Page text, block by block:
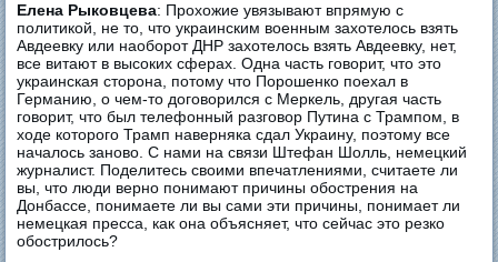
Елена Рыковцева: Прохожие увязывают впрямую с
политикой, не то, что украинским военным захотелось взять
Авдеевку или наоборот ДНР захотелось взять Авдеевку, нет,
все витают в высоких сферах. Одна часть говорит, что это
украинская сторона, потому что Порошенко поехал в
Германию, о чем-то договорился с Меркель, другая часть
говорит, что был телефонный разговор Путина с Трампом, в
ходе которого Трамп наверняка сдал Украину, поэтому все
началось заново. С нами на связи Штефан Шолль, немецкий
журналист. Поделитесь своими впечатлениями, считаете ли
вы, что люди верно понимают причины обострения на
Донбассе, понимаете ли вы сами эти причины, понимает ли
немецкая пресса, как она объясняет, что сейчас это резко
обострилось?